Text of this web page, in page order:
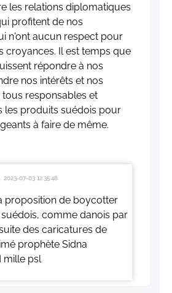
les relations diplomatiques
profitent de nos
n'ont aucun respect pour
croyances. Il est temps que
répondre à nos
nos intérêts et nos
responsables et
les produits suédois pour
à faire de même.
2023-07-03 12:35:48
proposition de boycotter
comme danois par
des caricatures de
prophète Sidna
mille psl